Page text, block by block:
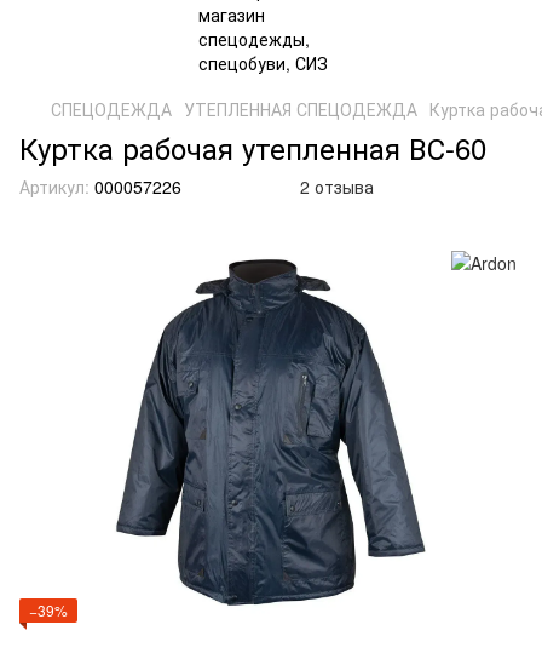
СПЕЦОДЕЖДА УТЕПЛЕННАЯ СПЕЦОДЕЖДА Куртка
Куртка рабочая утепленная ВС-60
Артикул: 000057226 2 отзыва
−39%